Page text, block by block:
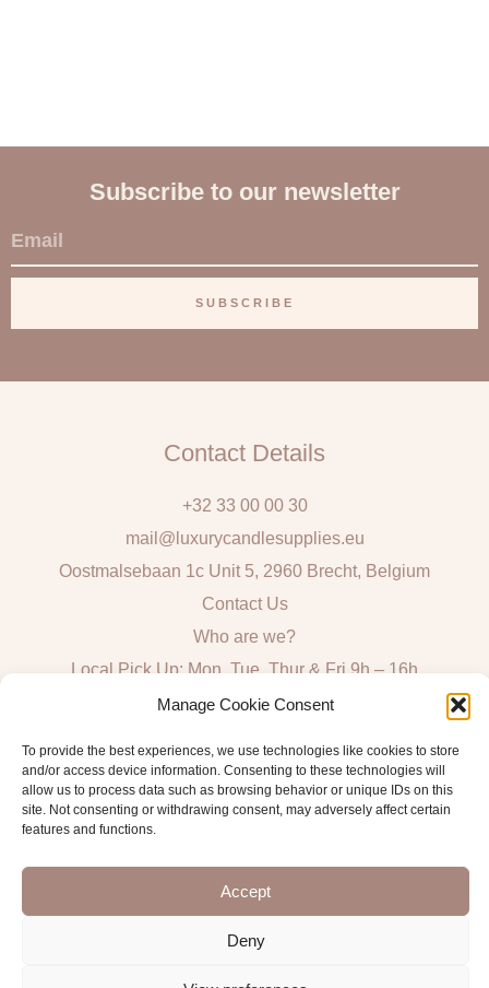
Manage Cookie Consent
To provide the best experiences, we use technologies like cookies to store
and/or access device information. Consenting to these technologies will
allow us to process data such as browsing behavior or unique IDs on this
site. Not consenting or withdrawing consent, may adversely affect certain
features and functions.
Accept
Deny
Subscribe to our newsletter
E
m
i
SUBSCRIBE
Contact Details
+32 33 00 00 30
mail@luxurycandlesupplies.eu
Oostmalsebaan 1c Unit 5, 2960 Brecht, Belgium
Contact Us
Who are we?
Local Pick Up: Mon, Tue, Thur & Fri 9h – 16h
Algemene voorwaarden consumenten
General Sales and Delivery Conditions
Verzend- en leveringsbeleid